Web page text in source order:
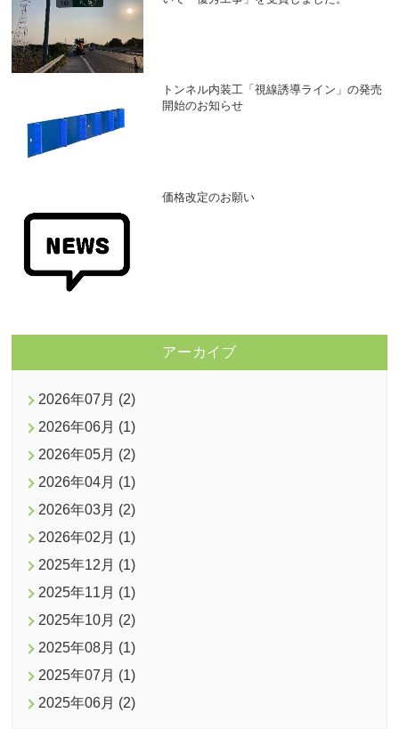
トンネル内装工「視線誘導ライン」の発売
開始のお知らせ
価格改定のお願い
アーカイブ
2026年07月 (2)
2026年06月 (1)
2026年05月 (2)
2026年04月 (1)
2026年03月 (2)
2026年02月 (1)
2025年12月 (1)
2025年11月 (1)
2025年10月 (2)
2025年08月 (1)
2025年07月 (1)
2025年06月 (2)